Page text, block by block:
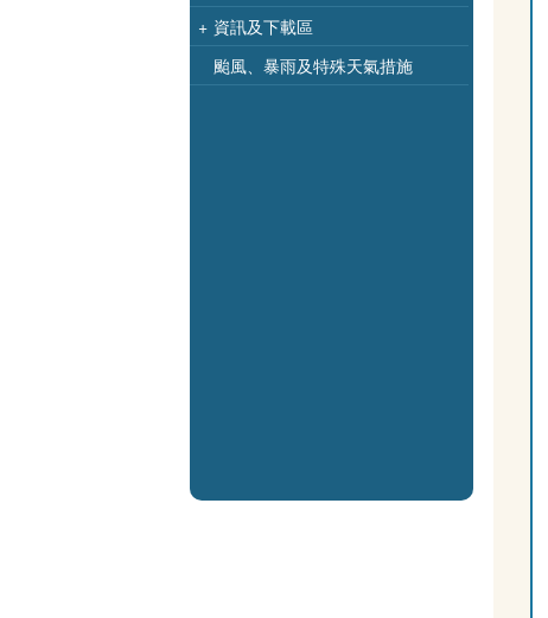
+ 資訊及下載區
颱風、暴雨及特殊天氣措施